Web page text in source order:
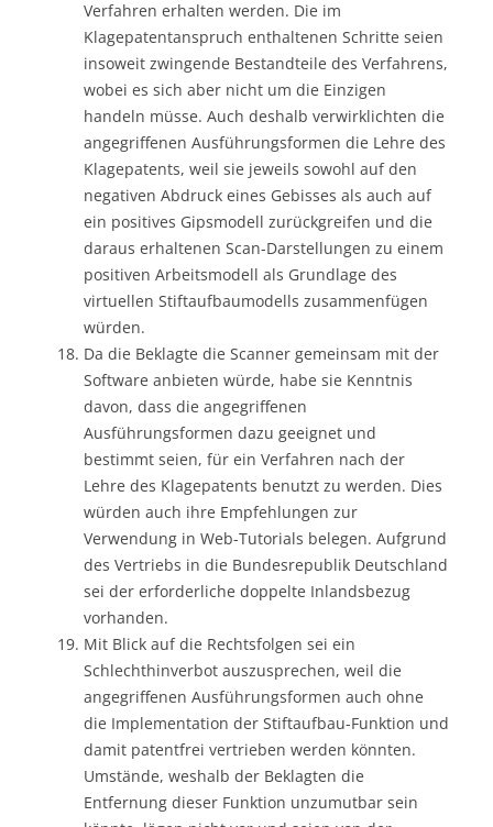
Verfahren erhalten werden. Die im
Klagepatentanspruch enthaltenen Schritte seien
insoweit zwingende Bestandteile des Verfahrens,
wobei es sich aber nicht um die Einzigen
handeln müsse. Auch deshalb verwirklichten die
angegriffenen Ausführungsformen die Lehre des
Klagepatents, weil sie jeweils sowohl auf den
negativen Abdruck eines Gebisses als auch auf
ein positives Gipsmodell zurückgreifen und die
daraus erhaltenen Scan-Darstellungen zu einem
positiven Arbeitsmodell als Grundlage des
virtuellen Stiftaufbaumodells zusammenfügen
würden.
Da die Beklagte die Scanner gemeinsam mit der
Software anbieten würde, habe sie Kenntnis
davon, dass die angegriffenen
Ausführungsformen dazu geeignet und
bestimmt seien, für ein Verfahren nach der
Lehre des Klagepatents benutzt zu werden. Dies
würden auch ihre Empfehlungen zur
Verwendung in Web-Tutorials belegen. Aufgrund
des Vertriebs in die Bundesrepublik Deutschland
sei der erforderliche doppelte Inlandsbezug
vorhanden.
Mit Blick auf die Rechtsfolgen sei ein
Schlechthinverbot auszusprechen, weil die
angegriffenen Ausführungsformen auch ohne
die Implementation der Stiftaufbau-Funktion und
damit patentfrei vertrieben werden könnten.
Umstände, weshalb der Beklagten die
Entfernung dieser Funktion unzumutbar sein